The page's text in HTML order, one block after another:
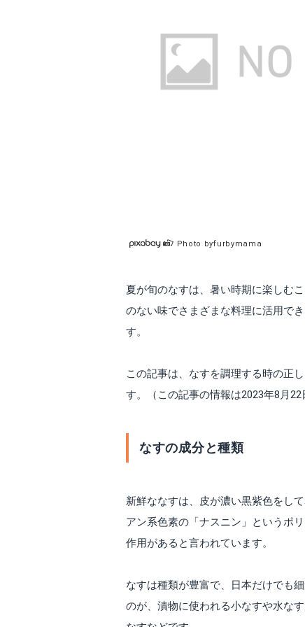
Photo byfurbymama
夏が旬のなすは、暑い時期に楽しむ
のない味でさまざまな料理に活用で
す。
この記事は、なすを調理する時の正
す。（この記事の情報は2023年8月22
なすの成分と種類
新鮮ななすは、皮が濃い黒紫色をし
アン系色素の「ナスニン」というポ
作用があると言われています。
なすは種類が豊富で、日本だけでも
のが、漬物に使われる小なすや水な